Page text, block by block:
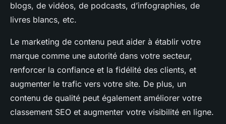
blogs, de vidéos, de podcasts, d’infographies, de
livres blancs, etc.
Le marketing de contenu peut aider à établir votre
marque comme une autorité dans votre secteur,
renforcer la confiance et la fidélité des clients, et
augmenter le trafic vers votre site. De plus, un
contenu de qualité peut également améliorer votre
classement SEO et augmenter votre visibilité en ligne.